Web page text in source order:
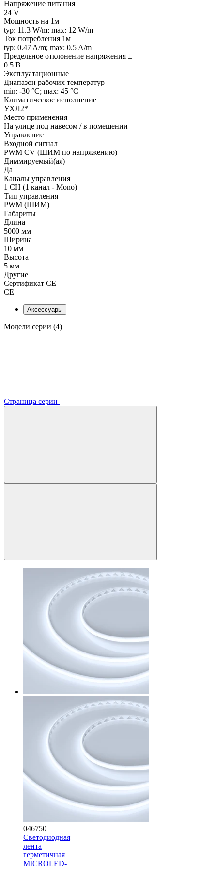
Напряжение питания
24 V
Мощность на 1м
typ: 11.3 W/m; max: 12 W/m
Ток потребления 1м
typ: 0.47 A/m; max: 0.5 A/m
Предельное отклонение напряжения ±
0.5 В
Эксплуатационные
Диапазон рабочих температур
min: -30 °C; max: 45 °C
Климатическое исполнение
УХЛ2*
Место применения
На улице под навесом / в помещении
Управление
Входной сигнал
PWM СV (ШИМ по напряжению)
Диммируемый(ая)
Да
Каналы управления
1 CH (1 канал - Mono)
Тип управления
PWM (ШИМ)
Габариты
Длина
5000 мм
Ширина
10 мм
Высота
5 мм
Другие
Сертификат CE
CE
Аксессуары
Модели серии (4)
Страница серии
046750
Светодиодная
лента
герметичная
MICROLED-